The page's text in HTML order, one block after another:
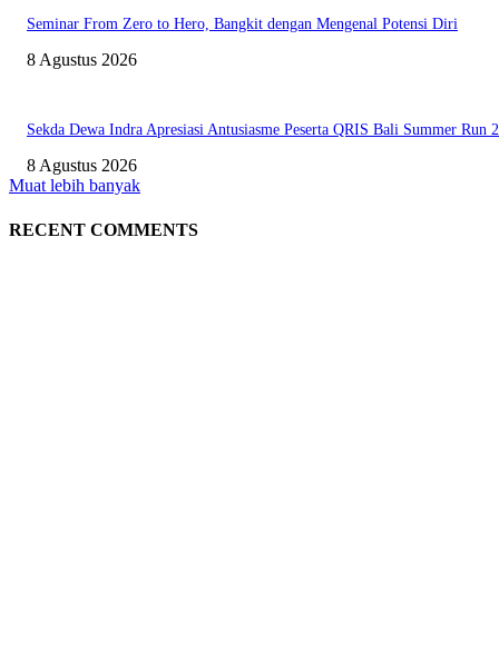
Seminar From Zero to Hero, Bangkit dengan Mengenal Potensi Diri
8 Agustus 2026
Sekda Dewa Indra Apresiasi Antusiasme Peserta QRIS Bali Summer Run
8 Agustus 2026
Muat lebih banyak
RECENT COMMENTS